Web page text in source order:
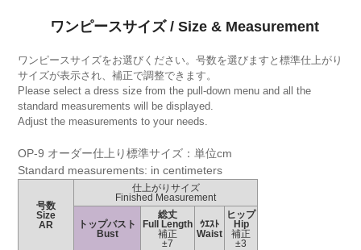
ワンピースサイズ / Size & Measurement
ワンピースサイズをお選びください。号数を選びますと標準仕上がり
サイズが表示され、補正で調整できます。
Please select a dress size from the pull-down menu and all the
standard measurements will be displayed.
Adjust the measurements to your needs.
OP-9 オーダー仕上り標準サイズ：単位cm
Standard measurements: in centimeters
号数
Size
AR
仕上がりサイズ
Finished Measurement
トップバスト
Bust
総丈
Full Length
補正
±7
ｳｴｽﾄ
Waist
ヒップ
Hip
補正
±3